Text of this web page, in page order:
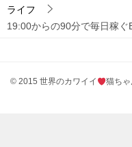
ライフ
19:00からの90分で毎日稼ぐ
© 2015 世界のカワイイ 猫ちゃ